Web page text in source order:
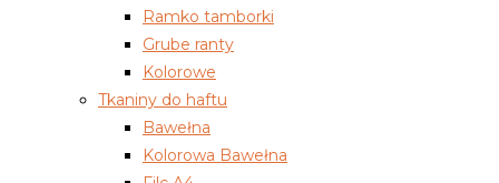
Ramko tamborki
Grube ranty
Kolorowe
Tkaniny do haftu
Bawełna
Kolorowa Bawełna